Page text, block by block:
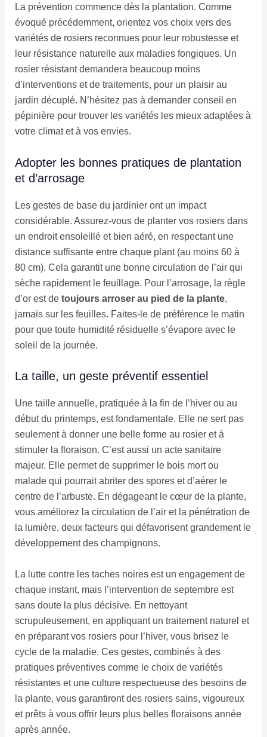
La prévention commence dès la plantation. Comme
évoqué précédemment, orientez vos choix vers des
variétés de rosiers reconnues pour leur robustesse et
leur résistance naturelle aux maladies fongiques. Un
rosier résistant demandera beaucoup moins
d’interventions et de traitements, pour un plaisir au
jardin décuplé. N’hésitez pas à demander conseil en
pépinière pour trouver les variétés les mieux adaptées à
votre climat et à vos envies.
Adopter les bonnes pratiques de plantation
et d’arrosage
Les gestes de base du jardinier ont un impact
considérable. Assurez-vous de planter vos rosiers dans
un endroit ensoleillé et bien aéré, en respectant une
distance suffisante entre chaque plant (au moins 60 à
80 cm). Cela garantit une bonne circulation de l’air qui
sèche rapidement le feuillage. Pour l’arrosage, la règle
d’or est de toujours arroser au pied de la plante,
jamais sur les feuilles. Faites-le de préférence le matin
pour que toute humidité résiduelle s’évapore avec le
soleil de la journée.
La taille, un geste préventif essentiel
Une taille annuelle, pratiquée à la fin de l’hiver ou au
début du printemps, est fondamentale. Elle ne sert pas
seulement à donner une belle forme au rosier et à
stimuler la floraison. C’est aussi un acte sanitaire
majeur. Elle permet de supprimer le bois mort ou
malade qui pourrait abriter des spores et d’aérer le
centre de l’arbuste. En dégageant le cœur de la plante,
vous améliorez la circulation de l’air et la pénétration de
la lumière, deux facteurs qui défavorisent grandement le
développement des champignons.
La lutte contre les taches noires est un engagement de
chaque instant, mais l’intervention de septembre est
sans doute la plus décisive. En nettoyant
scrupuleusement, en appliquant un traitement naturel et
en préparant vos rosiers pour l’hiver, vous brisez le
cycle de la maladie. Ces gestes, combinés à des
pratiques préventives comme le choix de variétés
résistantes et une culture respectueuse des besoins de
la plante, vous garantiront des rosiers sains, vigoureux
et prêts à vous offrir leurs plus belles floraisons année
après année.